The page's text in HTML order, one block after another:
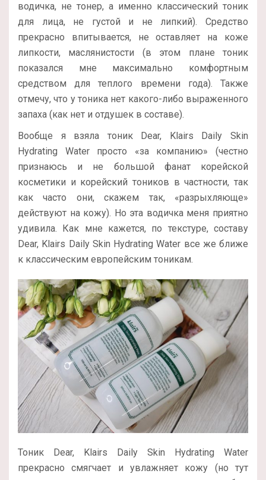
водичка, не тонер, а именно классический тоник
для лица, не густой и не липкий). Средство
прекрасно впитывается, не оставляет на коже
липкости, маслянистости (в этом плане тоник
показался мне максимально комфортным
средством для теплого времени года). Также
отмечу, что у тоника нет какого-либо выраженного
запаха (как нет и отдушек в составе).
Вообще я взяла тоник Dear, Klairs Daily Skin
Hydrating Water просто «за компанию» (честно
признаюсь и не большой фанат корейской
косметики и корейский тоников в частности, так
как часто они, скажем так, «разрыхляюще»
действуют на кожу). Но эта водичка меня приятно
удивила. Как мне кажется, по текстуре, составу
Dear, Klairs Daily Skin Hydrating Water все же ближе
к классическим европейским тоникам.
Тоник Dear, Klairs Daily Skin Hydrating Water
прекрасно смягчает и увлажняет кожу (но тут